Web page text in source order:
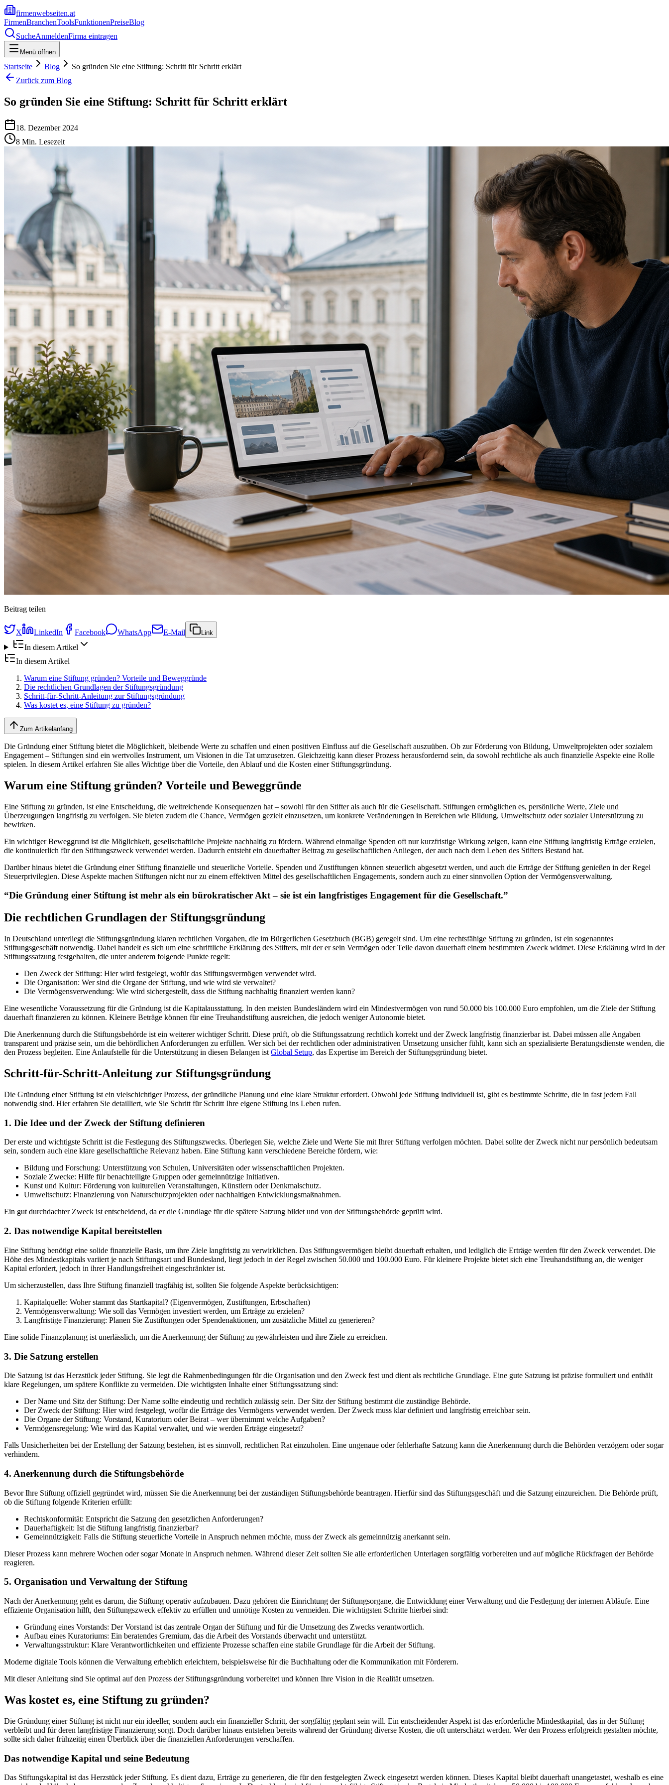
firmenwebseiten.at
FirmenBranchenToolsFunktionenPreiseBlog
SucheAnmeldenFirma eintragen
Menü öffnen
Startseite Blog
So gründen Sie eine Stiftung: Schritt für Schritt erklärt
Zurück zum Blog
So gründen Sie eine Stiftung: Schritt für Schritt erklärt
18. Dezember 2024
8 Min. Lesezeit
Beitrag teilen
X LinkedIn Facebook WhatsApp E-Mail Link
In diesem Artikel
In diesem Artikel
Warum eine Stiftung gründen? Vorteile und Beweggründe
Die rechtlichen Grundlagen der Stiftungsgründung
Schritt-für-Schritt-Anleitung zur Stiftungsgründung
Was kostet es, eine Stiftung zu gründen?
Zum Artikelanfang
Die Gründung einer Stiftung bietet die Möglichkeit, bleibende Werte zu schaffen und einen positiven Einfluss auf die Gesellschaft auszuüben. Ob zur Förderung von Bildung, Umweltprojekten oder sozialem
Engagement – Stiftungen sind ein wertvolles Instrument, um Visionen in die Tat umzusetzen. Gleichzeitig kann dieser Prozess herausfordernd sein, da sowohl rechtliche als auch finanzielle Aspekte eine Rolle
spielen. In diesem Artikel erfahren Sie alles Wichtige über die Vorteile, den Ablauf und die Kosten einer Stiftungsgründung.
Warum eine Stiftung gründen? Vorteile und Beweggründe
Eine Stiftung zu gründen, ist eine Entscheidung, die weitreichende Konsequenzen hat – sowohl für den Stifter als auch für die Gesellschaft. Stiftungen ermöglichen es, persönliche Werte, Ziele und
Überzeugungen langfristig zu verfolgen. Sie bieten zudem die Chance, Vermögen gezielt einzusetzen, um konkrete Veränderungen in Bereichen wie Bildung, Umweltschutz oder sozialer Unterstützung zu
bewirken.
Ein wichtiger Beweggrund ist die Möglichkeit, gesellschaftliche Projekte nachhaltig zu fördern. Während einmalige Spenden oft nur kurzfristige Wirkung zeigen, kann eine Stiftung langfristig Erträge erzielen,
die kontinuierlich für den Stiftungszweck verwendet werden. Dadurch entsteht ein dauerhafter Beitrag zu gesellschaftlichen Anliegen, der auch nach dem Leben des Stifters Bestand hat.
Darüber hinaus bietet die Gründung einer Stiftung finanzielle und steuerliche Vorteile. Spenden und Zustiftungen können steuerlich abgesetzt werden, und auch die Erträge der Stiftung genießen in der Regel
Steuerprivilegien. Diese Aspekte machen Stiftungen nicht nur zu einem effektiven Mittel des gesellschaftlichen Engagements, sondern auch zu einer sinnvollen Option der Vermögensverwaltung.
“Die Gründung einer Stiftung ist mehr als ein bürokratischer Akt – sie ist ein langfristiges Engagement für die Gesellschaft.”
Die rechtlichen Grundlagen der Stiftungsgründung
In Deutschland unterliegt die Stiftungsgründung klaren rechtlichen Vorgaben, die im Bürgerlichen Gesetzbuch (BGB) geregelt sind. Um eine rechtsfähige Stiftung zu gründen, ist ein sogenanntes
Stiftungsgeschäft notwendig. Dabei handelt es sich um eine schriftliche Erklärung des Stifters, mit der er sein Vermögen oder Teile davon dauerhaft einem bestimmten Zweck widmet. Diese Erklärung wird in der
Stiftungssatzung festgehalten, die unter anderem folgende Punkte regelt:
Den Zweck der Stiftung: Hier wird festgelegt, wofür das Stiftungsvermögen verwendet wird.
Die Organisation: Wer sind die Organe der Stiftung, und wie wird sie verwaltet?
Die Vermögensverwendung: Wie wird sichergestellt, dass die Stiftung nachhaltig finanziert werden kann?
Eine wesentliche Voraussetzung für die Gründung ist die Kapitalausstattung. In den meisten Bundesländern wird ein Mindestvermögen von rund 50.000 bis 100.000 Euro empfohlen, um die Ziele der Stiftung
dauerhaft finanzieren zu können. Kleinere Beträge können für eine Treuhandstiftung ausreichen, die jedoch weniger Autonomie bietet.
Die Anerkennung durch die Stiftungsbehörde ist ein weiterer wichtiger Schritt. Diese prüft, ob die Stiftungssatzung rechtlich korrekt und der Zweck langfristig finanzierbar ist. Dabei müssen alle Angaben
transparent und präzise sein, um die behördlichen Anforderungen zu erfüllen. Wer sich bei der rechtlichen oder administrativen Umsetzung unsicher fühlt, kann sich an spezialisierte Beratungsdienste wenden, die
den Prozess begleiten. Eine Anlaufstelle für die Unterstützung in diesen Belangen ist Global Setup, das Expertise im Bereich der Stiftungsgründung bietet.
Schritt-für-Schritt-Anleitung zur Stiftungsgründung
Die Gründung einer Stiftung ist ein vielschichtiger Prozess, der gründliche Planung und eine klare Struktur erfordert. Obwohl jede Stiftung individuell ist, gibt es bestimmte Schritte, die in fast jedem Fall
notwendig sind. Hier erfahren Sie detailliert, wie Sie Schritt für Schritt Ihre eigene Stiftung ins Leben rufen.
1. Die Idee und der Zweck der Stiftung definieren
Der erste und wichtigste Schritt ist die Festlegung des Stiftungszwecks. Überlegen Sie, welche Ziele und Werte Sie mit Ihrer Stiftung verfolgen möchten. Dabei sollte der Zweck nicht nur persönlich bedeutsam
sein, sondern auch eine klare gesellschaftliche Relevanz haben. Eine Stiftung kann verschiedene Bereiche fördern, wie:
Bildung und Forschung: Unterstützung von Schulen, Universitäten oder wissenschaftlichen Projekten.
Soziale Zwecke: Hilfe für benachteiligte Gruppen oder gemeinnützige Initiativen.
Kunst und Kultur: Förderung von kulturellen Veranstaltungen, Künstlern oder Denkmalschutz.
Umweltschutz: Finanzierung von Naturschutzprojekten oder nachhaltigen Entwicklungsmaßnahmen.
Ein gut durchdachter Zweck ist entscheidend, da er die Grundlage für die spätere Satzung bildet und von der Stiftungsbehörde geprüft wird.
2. Das notwendige Kapital bereitstellen
Eine Stiftung benötigt eine solide finanzielle Basis, um ihre Ziele langfristig zu verwirklichen. Das Stiftungsvermögen bleibt dauerhaft erhalten, und lediglich die Erträge werden für den Zweck verwendet. Die
Höhe des Mindestkapitals variiert je nach Stiftungsart und Bundesland, liegt jedoch in der Regel zwischen 50.000 und 100.000 Euro. Für kleinere Projekte bietet sich eine Treuhandstiftung an, die weniger
Kapital erfordert, jedoch in ihrer Handlungsfreiheit eingeschränkter ist.
Um sicherzustellen, dass Ihre Stiftung finanziell tragfähig ist, sollten Sie folgende Aspekte berücksichtigen:
Kapitalquelle: Woher stammt das Startkapital? (Eigenvermögen, Zustiftungen, Erbschaften)
Vermögensverwaltung: Wie soll das Vermögen investiert werden, um Erträge zu erzielen?
Langfristige Finanzierung: Planen Sie Zustiftungen oder Spendenaktionen, um zusätzliche Mittel zu generieren?
Eine solide Finanzplanung ist unerlässlich, um die Anerkennung der Stiftung zu gewährleisten und ihre Ziele zu erreichen.
3. Die Satzung erstellen
Die Satzung ist das Herzstück jeder Stiftung. Sie legt die Rahmenbedingungen für die Organisation und den Zweck fest und dient als rechtliche Grundlage. Eine gute Satzung ist präzise formuliert und enthält
klare Regelungen, um spätere Konflikte zu vermeiden. Die wichtigsten Inhalte einer Stiftungssatzung sind:
Der Name und Sitz der Stiftung: Der Name sollte eindeutig und rechtlich zulässig sein. Der Sitz der Stiftung bestimmt die zuständige Behörde.
Der Zweck der Stiftung: Hier wird festgelegt, wofür die Erträge des Vermögens verwendet werden. Der Zweck muss klar definiert und langfristig erreichbar sein.
Die Organe der Stiftung: Vorstand, Kuratorium oder Beirat – wer übernimmt welche Aufgaben?
Vermögensregelung: Wie wird das Kapital verwaltet, und wie werden Erträge eingesetzt?
Falls Unsicherheiten bei der Erstellung der Satzung bestehen, ist es sinnvoll, rechtlichen Rat einzuholen. Eine ungenaue oder fehlerhafte Satzung kann die Anerkennung durch die Behörden verzögern oder sogar
verhindern.
4. Anerkennung durch die Stiftungsbehörde
Bevor Ihre Stiftung offiziell gegründet wird, müssen Sie die Anerkennung bei der zuständigen Stiftungsbehörde beantragen. Hierfür sind das Stiftungsgeschäft und die Satzung einzureichen. Die Behörde prüft,
ob die Stiftung folgende Kriterien erfüllt:
Rechtskonformität: Entspricht die Satzung den gesetzlichen Anforderungen?
Dauerhaftigkeit: Ist die Stiftung langfristig finanzierbar?
Gemeinnützigkeit: Falls die Stiftung steuerliche Vorteile in Anspruch nehmen möchte, muss der Zweck als gemeinnützig anerkannt sein.
Dieser Prozess kann mehrere Wochen oder sogar Monate in Anspruch nehmen. Während dieser Zeit sollten Sie alle erforderlichen Unterlagen sorgfältig vorbereiten und auf mögliche Rückfragen der Behörde
reagieren.
5. Organisation und Verwaltung der Stiftung
Nach der Anerkennung geht es darum, die Stiftung operativ aufzubauen. Dazu gehören die Einrichtung der Stiftungsorgane, die Entwicklung einer Verwaltung und die Festlegung der internen Abläufe. Eine
effiziente Organisation hilft, den Stiftungszweck effektiv zu erfüllen und unnötige Kosten zu vermeiden. Die wichtigsten Schritte hierbei sind:
Gründung eines Vorstands: Der Vorstand ist das zentrale Organ der Stiftung und für die Umsetzung des Zwecks verantwortlich.
Aufbau eines Kuratoriums: Ein beratendes Gremium, das die Arbeit des Vorstands überwacht und unterstützt.
Verwaltungsstruktur: Klare Verantwortlichkeiten und effiziente Prozesse schaffen eine stabile Grundlage für die Arbeit der Stiftung.
Moderne digitale Tools können die Verwaltung erheblich erleichtern, beispielsweise für die Buchhaltung oder die Kommunikation mit Förderern.
Mit dieser Anleitung sind Sie optimal auf den Prozess der Stiftungsgründung vorbereitet und können Ihre Vision in die Realität umsetzen.
Was kostet es, eine Stiftung zu gründen?
Die Gründung einer Stiftung ist nicht nur ein ideeller, sondern auch ein finanzieller Schritt, der sorgfältig geplant sein will. Ein entscheidender Aspekt ist das erforderliche Mindestkapital, das in der Stiftung
verbleibt und für deren langfristige Finanzierung sorgt. Doch darüber hinaus entstehen bereits während der Gründung diverse Kosten, die oft unterschätzt werden. Wer den Prozess erfolgreich gestalten möchte,
sollte sich daher frühzeitig einen Überblick über die finanziellen Anforderungen verschaffen.
Das notwendige Kapital und seine Bedeutung
Das Stiftungskapital ist das Herzstück jeder Stiftung. Es dient dazu, Erträge zu generieren, die für den festgelegten Zweck eingesetzt werden können. Dieses Kapital bleibt dauerhaft unangetastet, weshalb es eine